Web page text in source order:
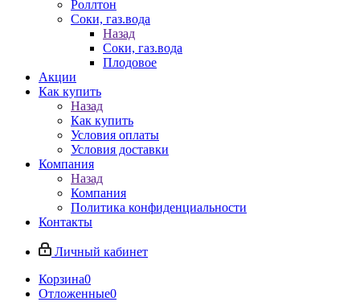
Роллтон
Соки, газ.вода
Назад
Соки, газ.вода
Плодовое
Акции
Как купить
Назад
Как купить
Условия оплаты
Условия доставки
Компания
Назад
Компания
Политика конфиденциальности
Контакты
Личный кабинет
Корзина0
Отложенные0